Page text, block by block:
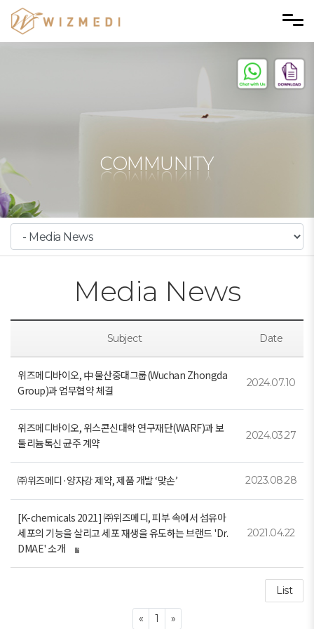
Skip to menu
COMMUNITY
Media News
Subject Date
위즈메디바이오, 中 물산중대그룹(Wuchan Zhongda
Group)과 업무협약 체결
2024.07.10
위즈메디바이오, 위스콘신대학 연구재단(WARF)과 보
툴리늄톡신 균주 계약
2024.03.27
㈜위즈메디·양자강 제약, 제품 개발 ‘맞손’ 2023.08.28
[K-chemicals 2021] ㈜위즈메디, 피부 속에서 섬유아
세포의 기능을 살리고 세포 재생을 유도하는 브랜드 'Dr.
DMAE' 소개
2021.04.22
List
«Previous
1 »Next